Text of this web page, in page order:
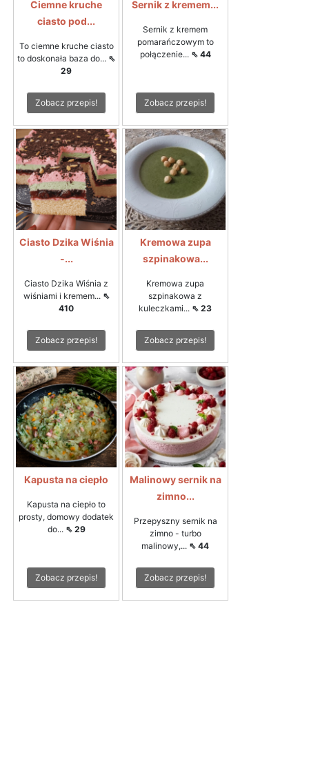
Ciemne kruche
ciasto pod...
To ciemne kruche ciasto
to doskonała baza do... ⇖
29
Zobacz przepis!
Sernik z kremem...
Sernik z kremem
pomarańczowym to
połączenie... ⇖ 44
Zobacz przepis!
Ciasto Dzika Wiśnia
-...
Ciasto Dzika Wiśnia z
wiśniami i kremem... ⇖
410
Zobacz przepis!
Kremowa zupa
szpinakowa...
Kremowa zupa
szpinakowa z
kuleczkami... ⇖ 23
Zobacz przepis!
Kapusta na ciepło
Kapusta na ciepło to
prosty, domowy dodatek
do... ⇖ 29
Zobacz przepis!
Malinowy sernik na
zimno...
Przepyszny sernik na
zimno - turbo
malinowy,... ⇖ 44
Zobacz przepis!